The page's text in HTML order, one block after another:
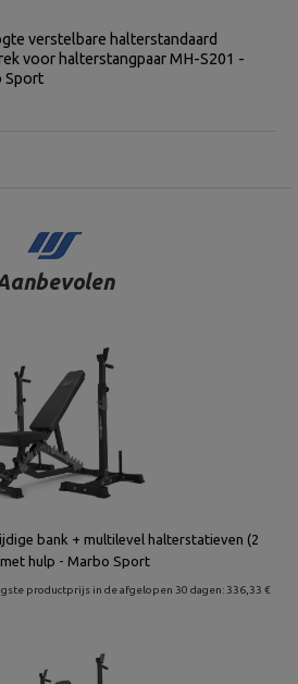
verstelbare halterstandaard
voor halterstangpaar MH-S201 -
Sport
bank + multilevel halterstatieven (2
hulp - Marbo Sport
productprijs in de afgelopen 30 dagen: 336,33 €